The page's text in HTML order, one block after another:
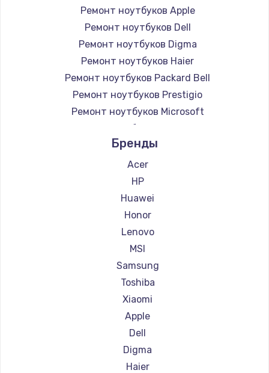
Ремонт ноутбуков Apple
Ремонт ноутбуков Dell
Ремонт ноутбуков Digma
Ремонт ноутбуков Haier
Ремонт ноутбуков Packard Bell
Ремонт ноутбуков Prestigio
Ремонт ноутбуков Microsoft
Ремонт ноутбуков Alienware
Ремонт ноутбуков Aquarius
Ремонт ноутбуков Gigabyte
Ремонт ноутбуков Aorus
Ремонт ноутбуков Maibenben
Ремонт ноутбуков Getac
Ремонт ноутбуков Epson
Ремонт ноутбуков Philips
Ремонт ноутбуков LG
Ремонт ноутбуков Panasonic
Ремонт ноутбуков Irbis
Ремонт ноутбуков Thunderobot
Ремонт ноутбуков Hasee
Ремонт ноутбуков ZTE
Ремонт ноутбуков Hiper
Бренды
Acer
HP
Huawei
Honor
Lenovo
MSI
Samsung
Toshiba
Xiaomi
Apple
Dell
Digma
Haier